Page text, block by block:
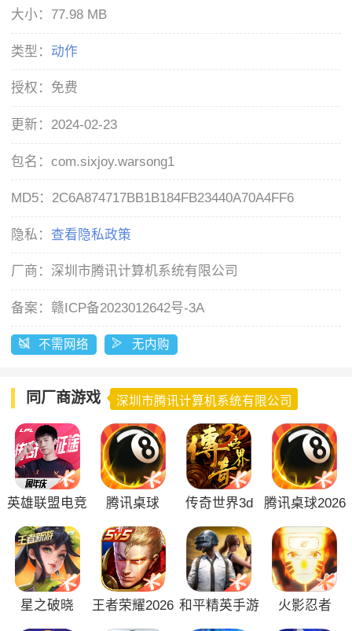
大小： 77.98 MB
类型： 动作
授权： 免费
更新： 2024-02-23
包名：com.sixjoy.warsong1
MD5： 2C6A874717BB1B184FB23440A70A4FF6
隐私： 查看隐私政策
厂商： 深圳市腾讯计算机系统有限公司
备案：赣ICP备2023012642号-3A
不需网络 无内购
同厂商游戏 深圳市腾讯计算机系统有限公司
英雄联盟电竞
腾讯桌球 传奇世界3d
腾讯桌球2026
星之破晓
王者荣耀2026 和平精英手游 火影忍者